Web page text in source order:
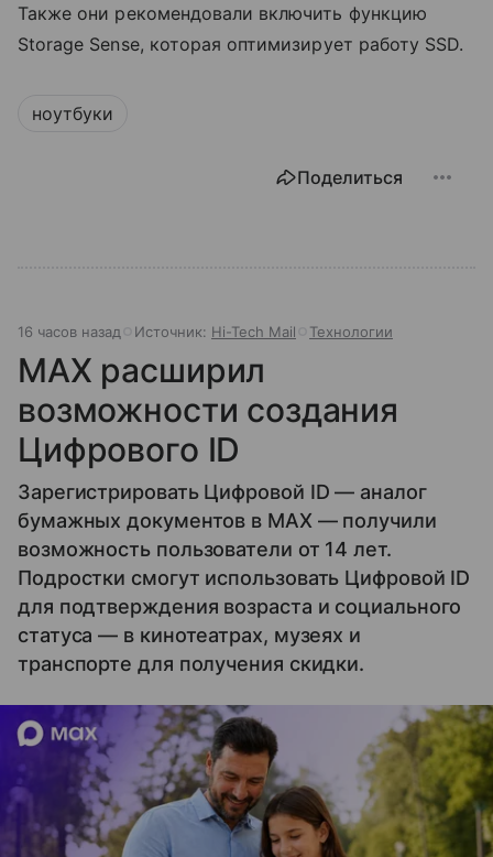
Также они рекомендовали включить функцию
Storage Sense, которая оптимизирует работу SSD.
ноутбуки
Поделиться
16 часов назад Источник: Hi-Tech Mail Технологии
MAX расширил
возможности создания
Цифрового ID
Зарегистрировать Цифровой ID — аналог
бумажных документов в MAX — получили
возможность пользователи от 14 лет.
Подростки смогут использовать Цифровой ID
для подтверждения возраста и социального
статуса — в кинотеатрах, музеях и
транспорте для получения скидки.